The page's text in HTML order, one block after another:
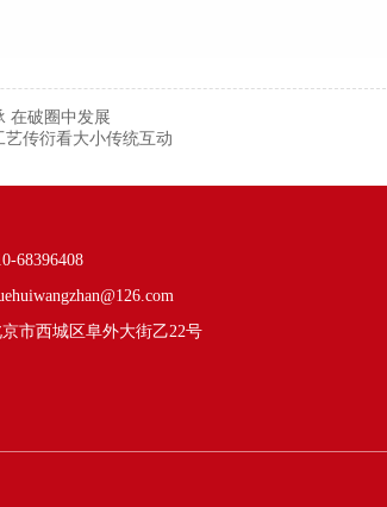
在破圈中发展
传衍看大小传统互动
68396408
市西城区阜外大街乙22号